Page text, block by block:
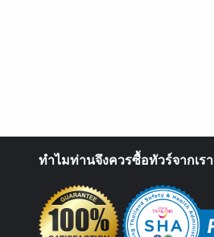
ทำไมท่านจึงควรซื้อทัวร์จากเรา